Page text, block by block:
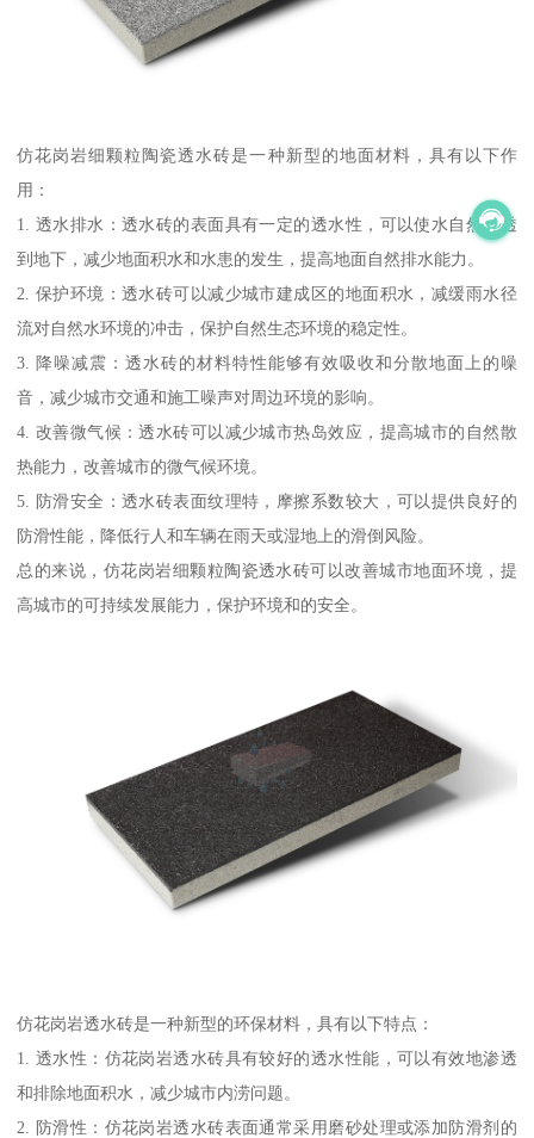
仿花岗岩细颗粒陶瓷透水砖是一种新型的地面材料，具有以下作
用：
1. 透水排水：透水砖的表面具有一定的透水性，可以使水自然渗透
到地下，减少地面积水和水患的发生，提高地面自然排水能力。
2. 保护环境：透水砖可以减少城市建成区的地面积水，减缓雨水径
流对自然水环境的冲击，保护自然生态环境的稳定性。
3. 降噪减震：透水砖的材料特性能够有效吸收和分散地面上的噪
音，减少城市交通和施工噪声对周边环境的影响。
4. 改善微气候：透水砖可以减少城市热岛效应，提高城市的自然散
热能力，改善城市的微气候环境。
5. 防滑安全：透水砖表面纹理特，摩擦系数较大，可以提供良好的
防滑性能，降低行人和车辆在雨天或湿地上的滑倒风险。
总的来说，仿花岗岩细颗粒陶瓷透水砖可以改善城市地面环境，提
高城市的可持续发展能力，保护环境和的安全。
仿花岗岩透水砖是一种新型的环保材料，具有以下特点：
1. 透水性：仿花岗岩透水砖具有较好的透水性能，可以有效地渗透
和排除地面积水，减少城市内涝问题。
2. 防滑性：仿花岗岩透水砖表面通常采用磨砂处理或添加防滑剂的